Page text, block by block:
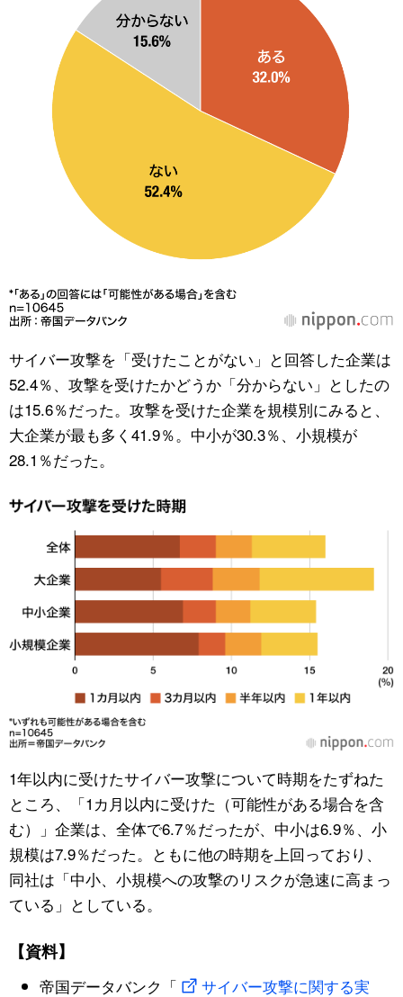
サイバー攻撃を「受けたことがない」と回答した企業は
52.4％、攻撃を受けたかどうか「分からない」としたの
は15.6％だった。攻撃を受けた企業を規模別にみると、
大企業が最も多く41.9％。中小が30.3％、小規模が
28.1％だった。
1年以内に受けたサイバー攻撃について時期をたずねた
ところ、「1カ月以内に受けた（可能性がある場合を含
む）」企業は、全体で6.7％だったが、中小は6.9％、小
規模は7.9％だった。ともに他の時期を上回っており、
同社は「中小、小規模への攻撃のリスクが急速に高まっ
ている」としている。
【資料】
帝国データバンク「 サイバー攻撃に関する実